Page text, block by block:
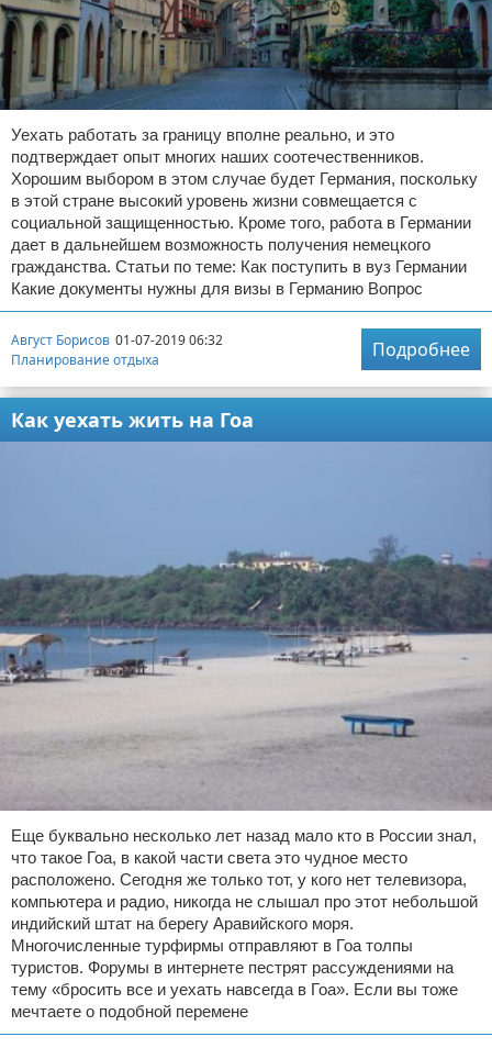
Уехать работать за границу вполне реально, и это
подтверждает опыт многих наших соотечественников.
Хорошим выбором в этом случае будет Германия, поскольку
в этой стране высокий уровень жизни совмещается с
социальной защищенностью. Кроме того, работа в Германии
дает в дальнейшем возможность получения немецкого
гражданства. Статьи по теме: Как поступить в вуз Германии
Какие документы нужны для визы в Германию Вопрос
Август Борисов 01-07-2019 06:32
Планирование отдыха
Подробнее
Как уехать жить на Гоа
Еще буквально несколько лет назад мало кто в России знал,
что такое Гоа, в какой части света это чудное место
расположено. Сегодня же только тот, у кого нет телевизора,
компьютера и радио, никогда не слышал про этот небольшой
индийский штат на берегу Аравийского моря.
Многочисленные турфирмы отправляют в Гоа толпы
туристов. Форумы в интернете пестрят рассуждениями на
тему «бросить все и уехать навсегда в Гоа». Если вы тоже
мечтаете о подобной перемене